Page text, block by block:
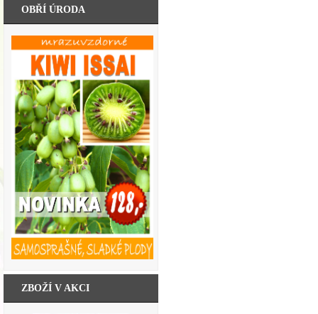
OBŘÍ ÚRODA
ZBOŽÍ V AKCI